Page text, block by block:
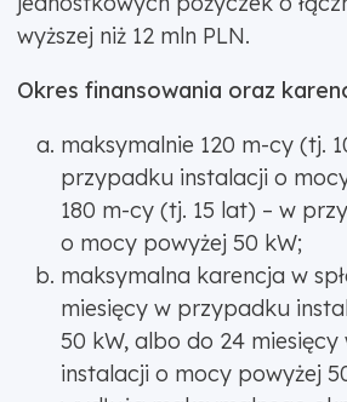
wyższej niż 12 mln PLN.
Okres finansowania oraz
maksymalnie 120 m-cy (tj.
przypadku instalacji o
180 m-cy (tj. 15 lat) – w
o mocy powyżej 50 kW;
maksymalna karencja w
miesięcy w przypadku
50 kW, albo do 24
instalacji o mocy powyżej